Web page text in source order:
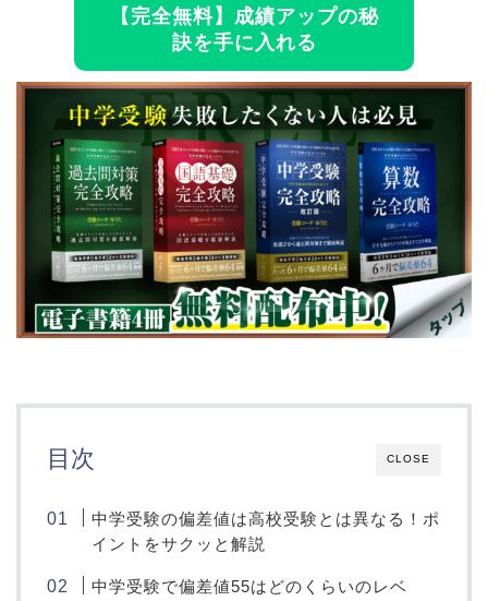
【完全無料】成績アップの秘
訣を手に入れる
CLOSE
目次
中学受験の偏差値は高校受験とは異なる！ポ
イントをサクッと解説
中学受験で偏差値55はどのくらいのレベ